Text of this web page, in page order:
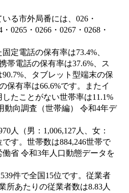
る市外局番には、026・
0265・0266・0267・0268・
定電話の保有率は73.4%、
帯電話の保有率は37.6%、ス
、タブレット型端末の保
保有率は66.6%です。またイ
たことがない世帯率は11.1%
動向調査（世帯編） 令和4年デ
人（男：1,006,127人、女：
です。世帯数は884,246世帯で
省 令和3年人口動態データを
件で全国15位です。従業者
所あたりの従業者数は8.83人